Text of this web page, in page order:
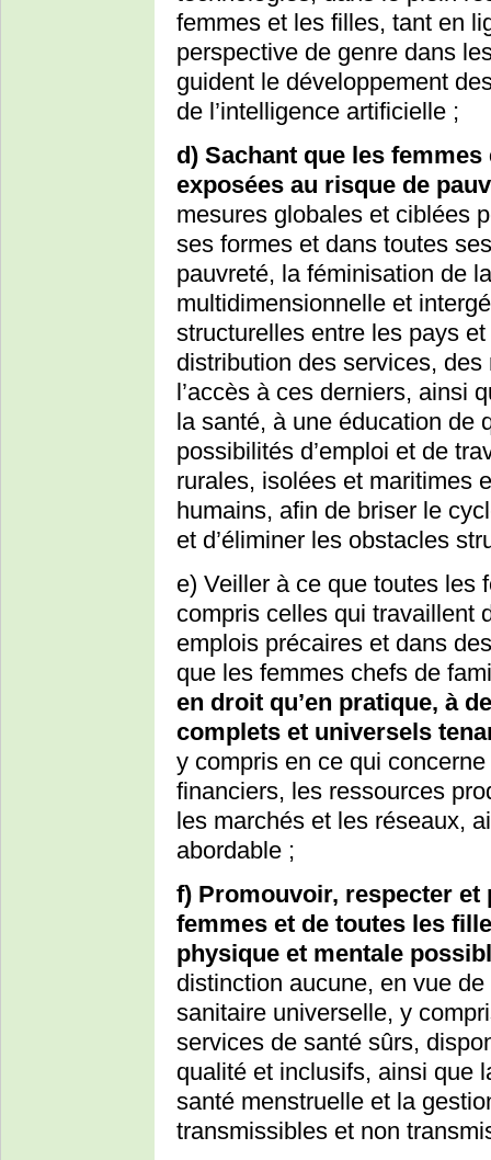
femmes et les filles, tant en
perspective de genre dans
guident le développement
de l’intelligence artificielle ;
d) Sachant que les
exposées au risque de
mesures globales et ciblées
ses formes et dans toutes
pauvreté, la féminisation de
multidimensionnelle et
structurelles entre les pays
distribution des services,
l’accès à ces derniers, ainsi
la santé, à une éducation de
possibilités d’emploi et de
rurales, isolées et maritimes
humains, afin de briser le
et d’éliminer les obstacles
e) Veiller à ce que toutes les
compris celles qui travaillent
emplois précaires et dans
que les femmes chefs de
en droit qu’en pratique, à
complets et universels
y compris en ce qui
financiers, les ressources
les marchés et les réseaux,
abordable ;
f) Promouvoir, respecter
femmes et de toutes les
physique et mentale
distinction aucune, en vue
sanitaire universelle, y
services de santé sûrs,
qualité et inclusifs, ainsi que
santé menstruelle et la
transmissibles et non